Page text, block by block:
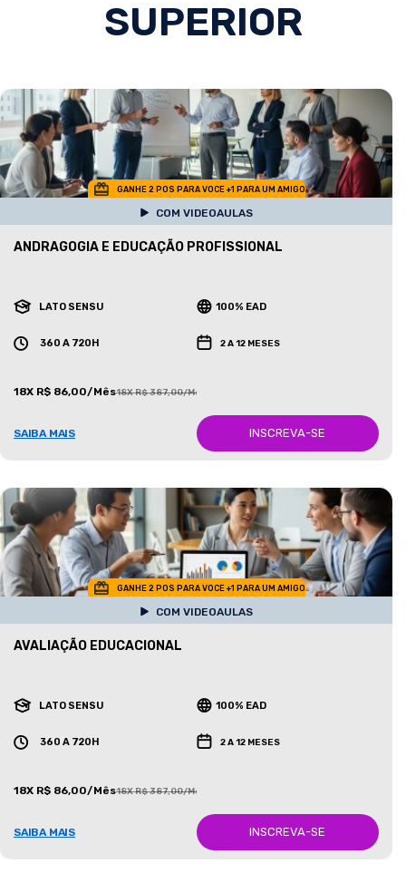
SUPERIOR
GANHE 2 POS PARA VOCE +1 PARA UM AMIGO
COM VIDEOAULAS
ANDRAGOGIA E EDUCAÇÃO PROFISSIONAL
LATO SENSU 100% EAD
360 A 720H 2 A 12 MESES
18X R$ 86,00/Mês18X R$ 387,00/Mês
SAIBA MAIS INSCREVA-SE
GANHE 2 POS PARA VOCE +1 PARA UM AMIGO
COM VIDEOAULAS
AVALIAÇÃO EDUCACIONAL
LATO SENSU 100% EAD
360 A 720H 2 A 12 MESES
18X R$ 86,00/Mês18X R$ 387,00/Mês
SAIBA MAIS INSCREVA-SE